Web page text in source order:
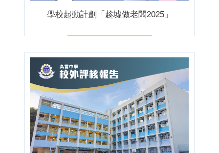
學校起動計劃「趁墟做老闆2025」